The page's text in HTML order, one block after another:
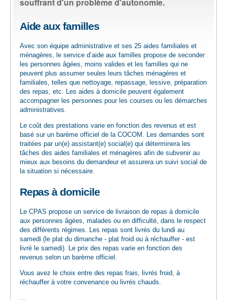
souffrant d'un problème d'autonomie.
Aide aux familles
Avec son équipe administrative et ses 25 aides familiales et
ménagères, le service d’aide aux familles propose de seconder
les personnes âgées, moins valides et les familles qui ne
peuvent plus assumer seules leurs tâches ménagères et
familiales, telles que nettoyage, repassage, lessive, préparation
des repas, etc. Les aides à domicile peuvent également
accompagner les personnes pour les courses ou les démarches
administratives.
Le coût des prestations varie en fonction des revenus et est
basé sur un barème officiel de la COCOM. Les demandes sont
traitées par un(e) assistant(e) social(e) qui déterminera les
tâches des aides familiales et ménagères afin de subvenir au
mieux aux besoins du demandeur et assurera un suivi social de
la situation si nécessaire.
Repas à domicile
Le CPAS propose un service de livraison de repas à domicile
aux personnes âgées, malades ou en difficulté, dans le respect
des différents régimes. Les repas sont livrés du lundi au
samedi (le plat du dimanche - plat froid ou à réchauffer - est
livré le samedi). Le prix des repas varie en fonction des
revenus selon un barème officiel.
Vous avez le choix entre des repas frais, livrés froid, à
réchauffer à votre convenance ou livrés chauds.